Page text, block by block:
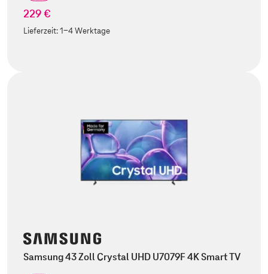
229 €
Lieferzeit:1-4 Werktage
Samsung 43 Zoll Crystal UHD U7079F 4K Smart TV